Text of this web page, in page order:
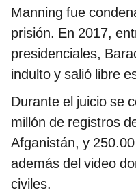
Manning fue
prisión. En 2017,
presidenciales,
indulto y salió libre
Durante el juicio se
millón de registros
Afganistán, y
además del video
civiles.